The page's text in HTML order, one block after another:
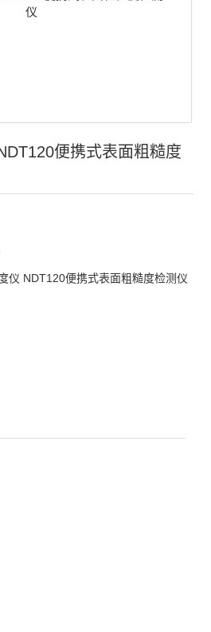
便携式表面粗糙度
仪 NDT120便携式表面粗糙度检测仪